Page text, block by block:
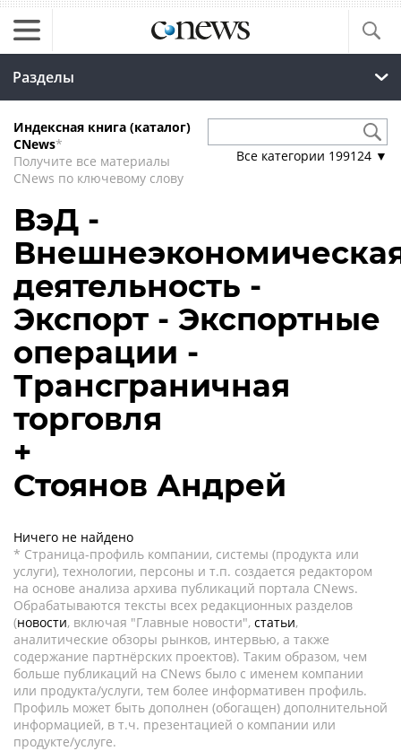
Разделы
Индексная книга (каталог)
CNews*
Получите все материалы
CNews по ключевому слову
Все категории 199124 ▼
ВэД -
деятельность -
Экспорт - Экспортные
операции -
Трансграничная
торговля
+
Стоянов Андрей
Ничего не найдено
* Страница-профиль компании, системы (продукта или
услуги), технологии, персоны и т.п. создается редактором
на основе анализа архива публикаций портала CNews.
Обрабатываются тексты всех редакционных разделов
(новости, включая "Главные новости", статьи,
аналитические обзоры рынков, интервью, а также
содержание партнёрских проектов). Таким образом, чем
больше публикаций на CNews было с именем компании
или продукта/услуги, тем более информативен профиль.
Профиль может быть дополнен (обогащен) дополнительной
информацией, в т.ч. презентацией о компании или
продукте/услуге.